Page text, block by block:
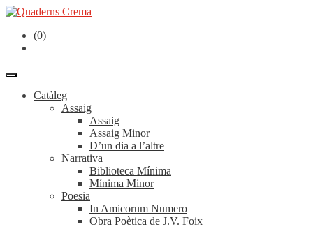
(0)
Catàleg
Assaig
Assaig
Assaig Minor
D’un dia a l’altre
Narrativa
Biblioteca Mínima
Mínima Minor
Poesia
In Amicorum Numero
Obra Poètica de J.V. Foix